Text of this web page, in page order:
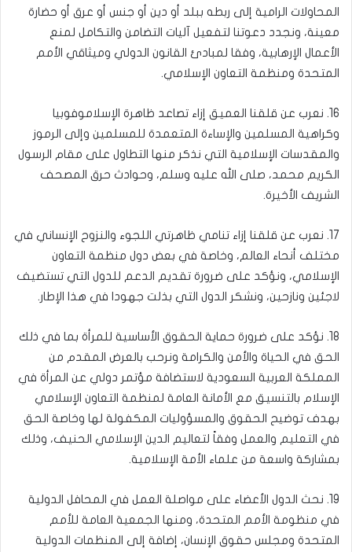
المحاولات الرامية إلى ربطه ببلد أو دين أو جنس أو عرق أو حضارة
معينة، ونجدد دعوتنا لتفعيل آليات التضامن والتكامل لمنع
الأعمال الإرهابية، وفقا لمبادئ القانون الدولي وميثاقي الأمم
المتحدة ومنظمة التعاون الإسلامي.
16. نعرب عن قلقنا العميق إزاء تصاعد ظاهرة الإسلاموفوبيا
وكراهية المسلمين والإساءة المتعمدة للمسلمين وإلى الرموز
والمقدسات الإسلامية التي نذكر منها التطاول على مقام الرسول
الكريم محمد، صلى الله عليه وسلم، وحوادث حرق المصحف
الشريف الأخيرة.
17. نعرب عن قلقنا إزاء تنامي ظاهرتي اللجوء والنزوح الإنساني في
مختلف أنحاء العالم، وخاصة في بعض دول منظمة التعاون
الإسلامي، ونؤكد على ضرورة تقديم الدعم للدول التي تستضيف
لاجئين ونازحين، ونشكر الدول التي بذلت جهودا في هذا الإطار.
18. نؤكد على ضرورة حماية الحقوق الأساسية للمرأة بما في ذلك
الحق في الحياة والأمن والكرامة ونرحب بالعرض المقدم من
المملكة العربية السعودية لاستضافة مؤتمر دولي عن المرأة في
الإسلام بالتنسيق مع الأمانة العامة لمنظمة التعاون الإسلامي
بهدف توضيح الحقوق والمسؤوليات المكفولة لها وخاصة الحق
في التعليم والعمل وفقاً لتعاليم الدين الإسلامي الحنيف، وذلك
بمشاركة واسعة من علماء الأمة الإسلامية.
19. نحث الدول الأعضاء على مواصلة العمل في المحافل الدولية
في منظومة الأمم المتحدة، ومنها الجمعية العامة للأمم
المتحدة ومجلس حقوق الإنسان، إضافة إلى المنظمات الدولية